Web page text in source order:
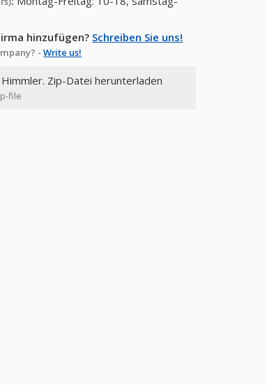
hinzufügen? Schreiben Sie uns!
-Write us!
Zip-Datei herunterladen
file